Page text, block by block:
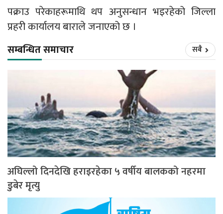
पक्राउ परेकाहरूमाथि थप अनुसन्धान भइरहेको जिल्ला
प्रहरी कार्यालय बाराले जनाएको छ ।
सम्बन्धित समाचार सबै
अघिल्लो दिनदेखि हराइरहेका ५ वर्षीय बालकको नहरमा
डुबेर मृत्यु